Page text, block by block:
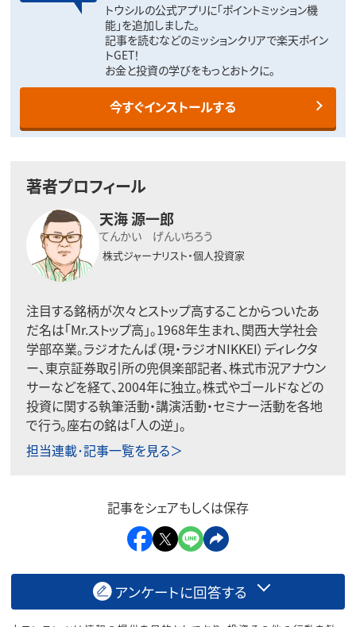
トウシルの公式アプリに「ポイントミッション機
能」を追加しました。
記事を読むなどのミッションクリアで楽天ポイン
トGET！
お金と投資の学びをもっとおトクに。
今すぐインストールする
著者プロフィール
天海 源一郎
てんかい げんいちろう
株式ジャーナリスト・個人投資家
注目する銘柄が次々とストップ高することからついたあ
だ名は「Mr.ストップ高」。1968年生まれ、関西大学社会
学部卒業。ラジオたんぱ（現・ラジオNIKKEI）ディレクタ
ー、東京証券取引所の兜倶楽部記者、株式市況アナウン
サーなどを経て、2004年に独立。株式やゴールドなどの
投資に関する執筆活動・講演活動・セミナー活動を各地
で行う。座右の銘は「人の逆」。
担当連載･記事一覧を見る＞
記事をシェアもしくは保存
アンケートに回答する